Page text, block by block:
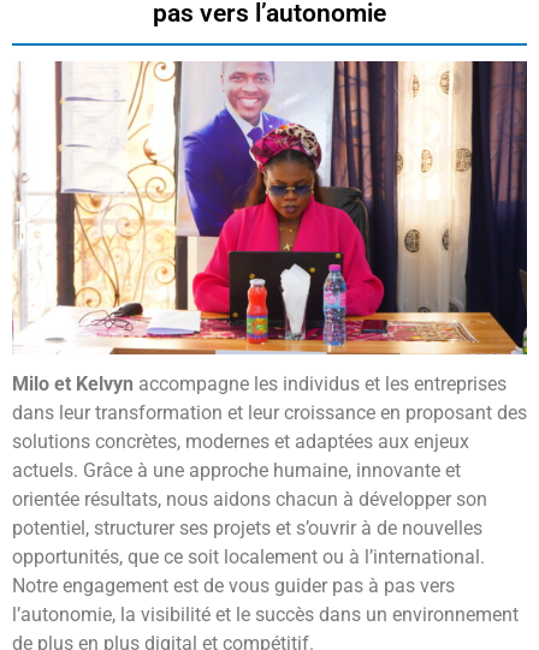
Conseils aux PME sur l’usage des méthodes
numériques
Conseils aux PME sur l’usage des méthodes
numériques
Conseils aux PME sur l’usage des méthodes
numériques
pas vers l’autonomie
Milo et Kelvyn accompagne les individus et les entreprises
dans leur transformation et leur croissance en proposant des
solutions concrètes, modernes et adaptées aux enjeux
actuels. Grâce à une approche humaine, innovante et
orientée résultats, nous aidons chacun à développer son
potentiel, structurer ses projets et s’ouvrir à de nouvelles
opportunités, que ce soit localement ou à l’international.
Notre engagement est de vous guider pas à pas vers
l’autonomie, la visibilité et le succès dans un environnement
de plus en plus digital et compétitif.